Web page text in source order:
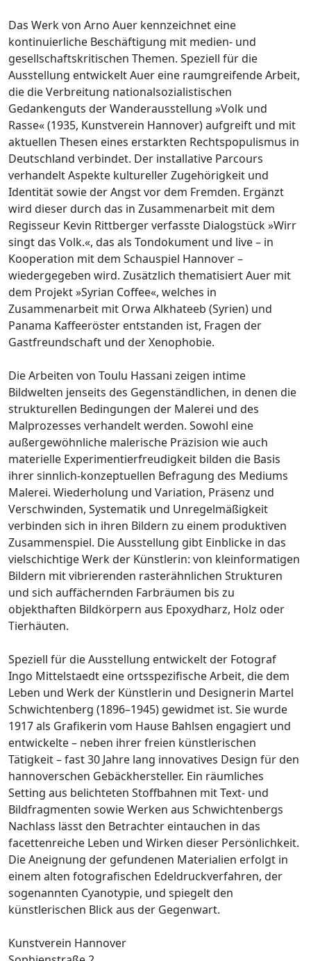
Das Werk von Arno Auer kennzeichnet eine
kontinuierliche Beschäftigung mit medien- und
gesellschaftskritischen Themen. Speziell für die
Ausstellung entwickelt Auer eine raumgreifende Arbeit,
die die Verbreitung nationalsozialistischen
Gedankenguts der Wanderausstellung »Volk und
Rasse« (1935, Kunstverein Hannover) aufgreift und mit
aktuellen Thesen eines erstarkten Rechtspopulismus in
Deutschland verbindet. Der installative Parcours
verhandelt Aspekte kultureller Zugehörigkeit und
Identität sowie der Angst vor dem Fremden. Ergänzt
wird dieser durch das in Zusammenarbeit mit dem
Regisseur Kevin Rittberger verfasste Dialogstück »Wirr
singt das Volk.«, das als Tondokument und live – in
Kooperation mit dem Schauspiel Hannover –
wiedergegeben wird. Zusätzlich thematisiert Auer mit
dem Projekt »Syrian Coffee«, welches in
Zusammenarbeit mit Orwa Alkhateeb (Syrien) und
Panama Kaffeeröster entstanden ist, Fragen der
Gastfreundschaft und der Xenophobie.
Die Arbeiten von Toulu Hassani zeigen intime
Bildwelten jenseits des Gegenständlichen, in denen die
strukturellen Bedingungen der Malerei und des
Malprozesses verhandelt werden. Sowohl eine
außergewöhnliche malerische Präzision wie auch
materielle Experimentierfreudigkeit bilden die Basis
ihrer sinnlich-konzeptuellen Befragung des Mediums
Malerei. Wiederholung und Variation, Präsenz und
Verschwinden, Systematik und Unregelmäßigkeit
verbinden sich in ihren Bildern zu einem produktiven
Zusammenspiel. Die Ausstellung gibt Einblicke in das
vielschichtige Werk der Künstlerin: von kleinformatigen
Bildern mit vibrierenden rasterähnlichen Strukturen
und sich auffächernden Farbräumen bis zu
objekthaften Bildkörpern aus Epoxydharz, Holz oder
Tierhäuten.
Speziell für die Ausstellung entwickelt der Fotograf
Ingo Mittelstaedt eine ortsspezifische Arbeit, die dem
Leben und Werk der Künstlerin und Designerin Martel
Schwichtenberg (1896–1945) gewidmet ist. Sie wurde
1917 als Grafikerin vom Hause Bahlsen engagiert und
entwickelte – neben ihrer freien künstlerischen
Tätigkeit – fast 30 Jahre lang innovatives Design für den
hannoverschen Gebäckhersteller. Ein räumliches
Setting aus belichteten Stoffbahnen mit Text- und
Bildfragmenten sowie Werken aus Schwichtenbergs
Nachlass lässt den Betrachter eintauchen in das
facettenreiche Leben und Wirken dieser Persönlichkeit.
Die Aneignung der gefundenen Materialien erfolgt in
einem alten fotografischen Edeldruckverfahren, der
sogenannten Cyanotypie, und spiegelt den
künstlerischen Blick aus der Gegenwart.
Kunstverein Hannover